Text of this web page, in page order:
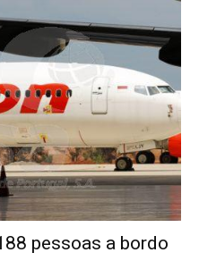
pessoas a bordo